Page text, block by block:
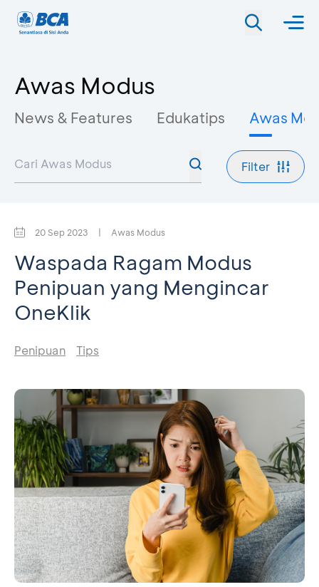
Awas Modus
News & Features Edukatips Awas
Filter
20 Sep 2023 | Awas Modus
Waspada Ragam Modus
Penipuan yang Mengincar
OneKlik
Penipuan Tips